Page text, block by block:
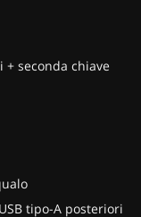
seconda chiave
tipo-A posteriori